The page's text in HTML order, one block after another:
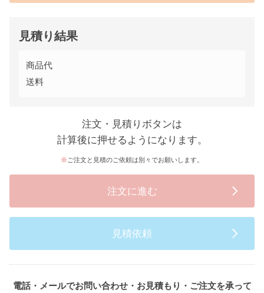
見積り結果
商品代
送料
注文・見積りボタンは
計算後に押せるようになります。
ご注文と見積のご依頼は別々でお願いします。
注文に進む
見積依頼
電話・メールでお問い合わせ・お見積もり・ご注文を承って